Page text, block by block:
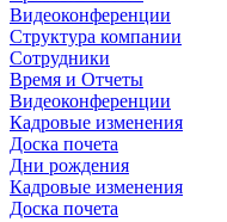
Видеоконференции
Структура компании
Сотрудники
Время и Отчеты
Видеоконференции
Кадровые изменения
Доска почета
Дни рождения
Кадровые изменения
Доска почета